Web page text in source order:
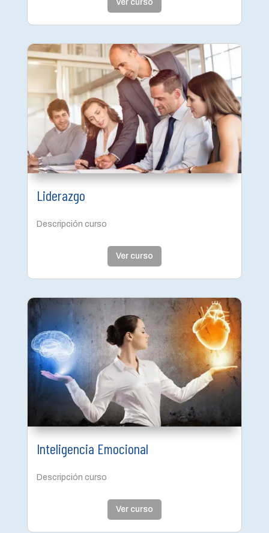
Ver curso
Liderazgo
Descripción curso
Ver curso
Inteligencia Emocional
Descripción curso
Ver curso